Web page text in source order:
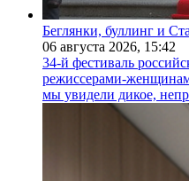
Беглянки, буллинг и
06 августа 2026, 15:42
34-й фестиваль
режиссерами-
мы увидели дикое,